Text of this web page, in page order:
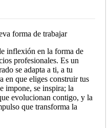
forma de trabajar
inflexión en la forma de
profesionales. Es un
se adapta a ti, a tu
en que eliges construir tus
impone, se inspira; la
evolucionan contigo, y la
que transforma la